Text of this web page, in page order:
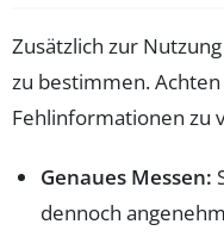
Zusätzlich zur
zu bestimmen.
Fehlinformationen zu
Genaues Messen:
dennoch